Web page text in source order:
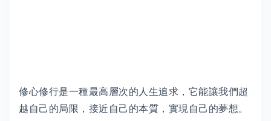
修心修行是一種最高層次的人生追求，它能讓我們超
越自己的局限，接近自己的本質，實現自己的夢想。